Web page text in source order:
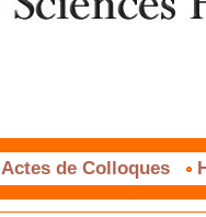
Actes de Colloques